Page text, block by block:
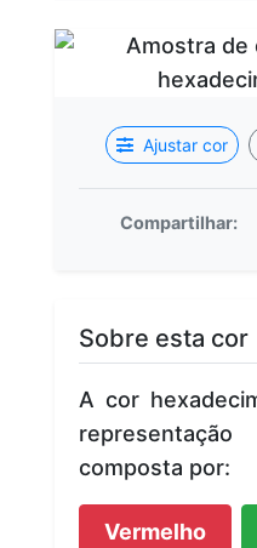
Ajustar cor
Compartilhar:
Sobre esta cor
A cor
composta por:
Vermelho